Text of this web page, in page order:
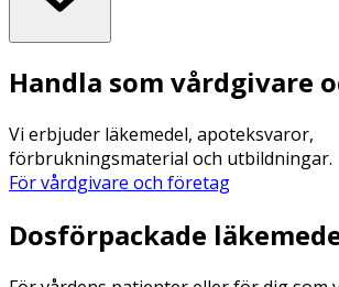
Handla som vårdgivare
Vi erbjuder läkemedel, apoteksvaror,
förbrukningsmaterial och utbildningar.
För vårdgivare och företag
Dosförpackade